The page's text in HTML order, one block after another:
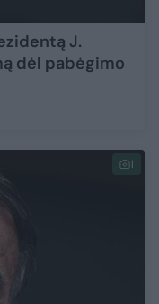
J.
dėl pabėgimo
1